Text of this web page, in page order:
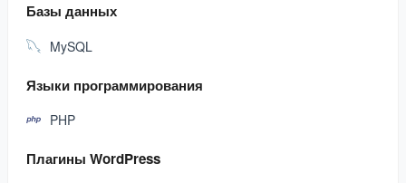
Базы данных
MySQL
Языки программирования
PHP
Плагины WordPress